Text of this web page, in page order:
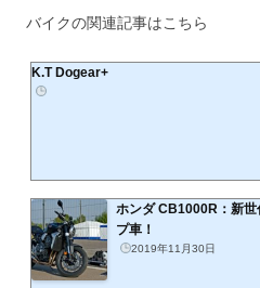
バイクの関連記事はこちら
K.T Dogear+
ホンダ CB1000R：新
プ車！
2019年11月30日